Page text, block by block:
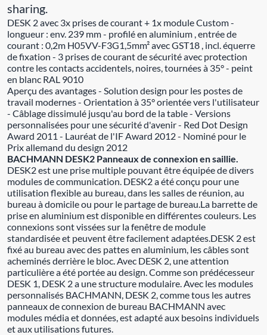
sharing.
DESK 2 avec 3x prises de courant + 1x module Custom -
longueur : env. 239 mm - profilé en aluminium , entrée de
courant : 0,2m H05VV-F3G1,5mm² avec GST18 , incl. équerre
de fixation - 3 prises de courant de sécurité avec protection
contre les contacts accidentels, noires, tournées à 35° - peint
en blanc RAL 9010
Aperçu des avantages - Solution design pour les postes de
travail modernes - Orientation à 35° orientée vers l'utilisateur
- Câblage dissimulé jusqu'au bord de la table - Versions
personnalisées pour une sécurité d'avenir - Red Dot Design
Award 2011 - Lauréat de l'IF Award 2012 - Nominé pour le
Prix allemand du design 2012
BACHMANN DESK2 Panneaux de connexion en saillie.
DESK2 est une prise multiple pouvant être équipée de divers
modules de communication. DESK2 a été conçu pour une
utilisation flexible au bureau, dans les salles de réunion, au
bureau à domicile ou pour le partage de bureau.La barrette de
prise en aluminium est disponible en différentes couleurs. Les
connexions sont vissées sur la fenêtre de module
standardisée et peuvent être facilement adaptées.DESK 2 est
fixé au bureau avec des pattes en aluminium, les câbles sont
acheminés derrière le bloc. Avec DESK 2, une attention
particulière a été portée au design. Comme son prédécesseur
DESK 1, DESK 2 a une structure modulaire. Avec les modules
personnalisés BACHMANN, DESK 2, comme tous les autres
panneaux de connexion de bureau BACHMANN avec
modules média et données, est adapté aux besoins individuels
et aux utilisations futures.